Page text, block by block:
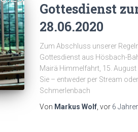
Gottesdienst
28.06.2020
Zum Abschluss unserer
Gottesdienst aus Hösbach-
Mairä Himmelfahrt, 15.
Sie – entweder per Stream
Schmerlenbach
Von Markus Wolf, vor 6